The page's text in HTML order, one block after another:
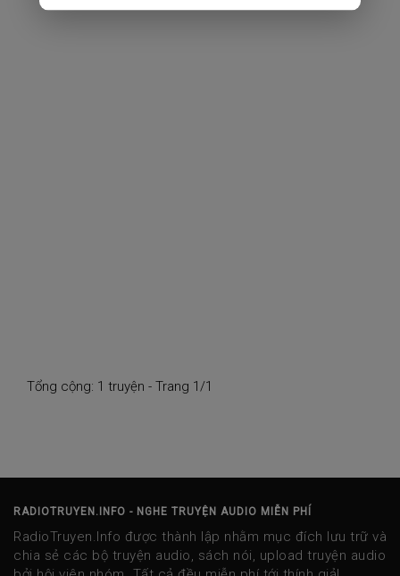
Tổng cộng: 1 truyện - Trang 1/1
RADIOTRUYEN.INFO - NGHE TRUYỆN AUDIO MIỄN PHÍ
RadioTruyen.Info được thành lập nhằm mục đích lưu trữ và
chia sẻ các bộ truyện audio, sách nói, upload truyện audio